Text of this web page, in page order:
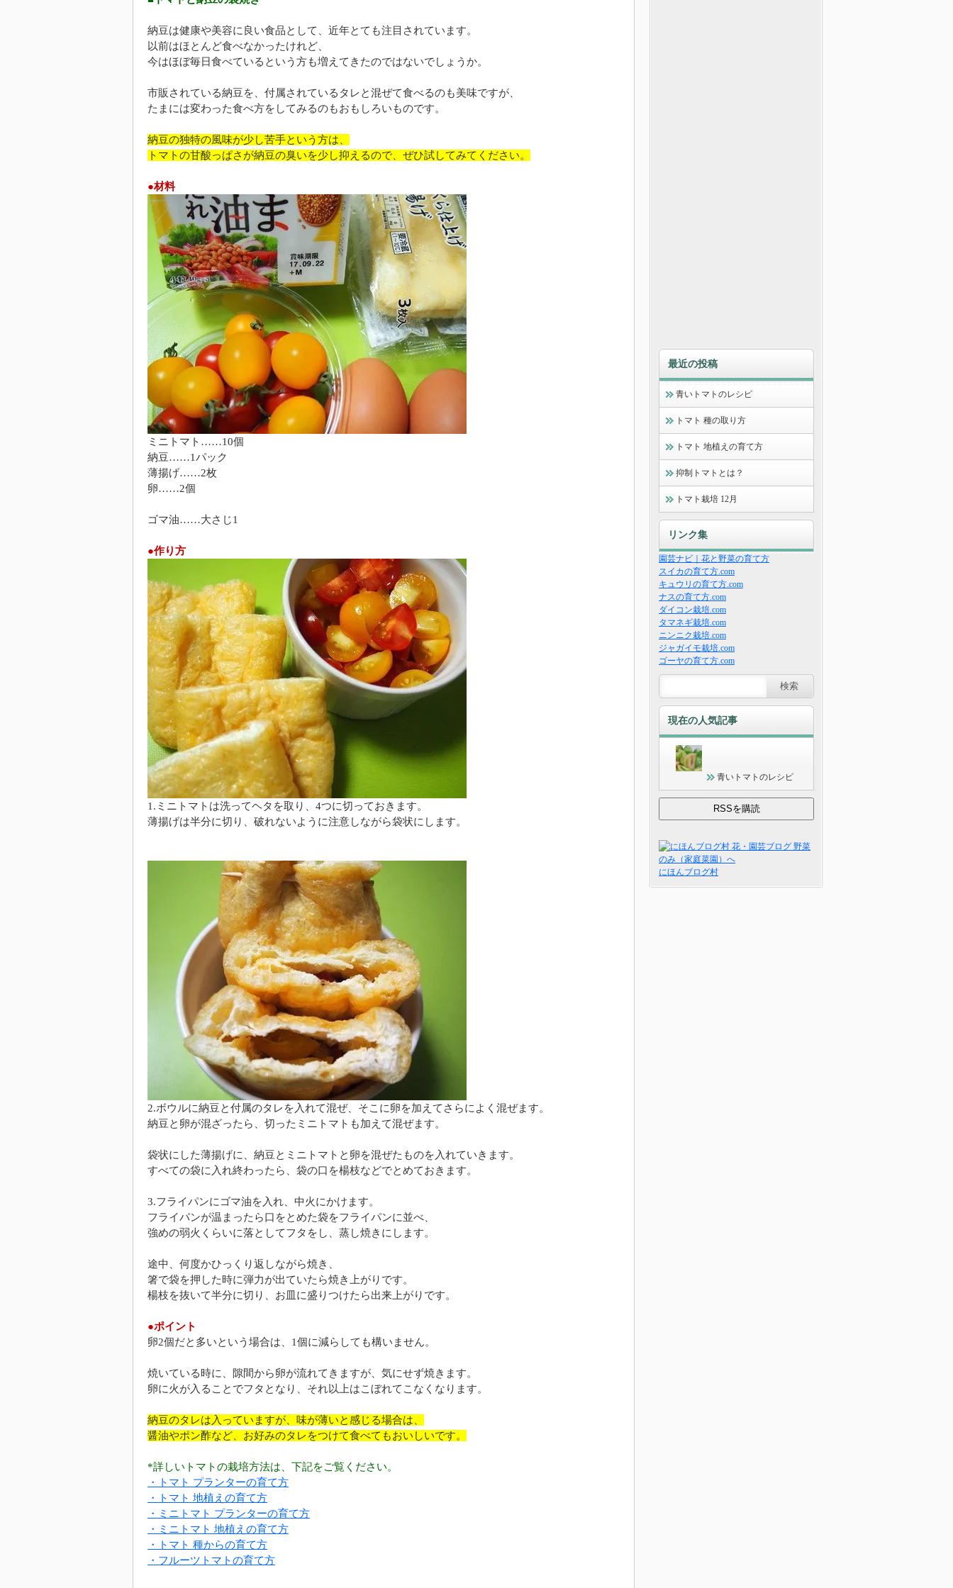
納豆は健康や美容に良い食品として、近年とても注目されています。
以前はほとんど食べなかったけれど、
今はほぼ毎日食べているという方も増えてきたのではないでしょうか。
市販されている納豆を、付属されているタレと混ぜて食べるのも美味ですが、
たまには変わった食べ方をしてみるのもおもしろいものです。
納豆の独特の風味が少し苦手という方は、
トマトの甘酸っぱさが納豆の臭いを少し抑えるので、ぜひ試してみてください。
●材料
ミニトマト……10個
納豆……1パック
薄揚げ……2枚
卵……2個
ゴマ油……大さじ1
●作り方
1.ミニトマトは洗ってヘタを取り、4つに切っておきます。
薄揚げは半分に切り、破れないように注意しながら袋状にします。
2.ボウルに納豆と付属のタレを入れて混ぜ、そこに卵を加えてさらによく混ぜます。
納豆と卵が混ざったら、切ったミニトマトも加えて混ぜます。
袋状にした薄揚げに、納豆とミニトマトと卵を混ぜたものを入れていきます。
すべての袋に入れ終わったら、袋の口を楊枝などでとめておきます。
3.フライパンにゴマ油を入れ、中火にかけます。
フライパンが温まったら口をとめた袋をフライパンに並べ、
強めの弱火くらいに落としてフタをし、蒸し焼きにします。
途中、何度かひっくり返しながら焼き、
箸で袋を押した時に弾力が出ていたら焼き上がりです。
楊枝を抜いて半分に切り、お皿に盛りつけたら出来上がりです。
●ポイント
卵2個だと多いという場合は、1個に減らしても構いません。
焼いている時に、隙間から卵が流れてきますが、気にせず焼きます。
卵に火が入ることでフタとなり、それ以上はこぼれてこなくなります。
納豆のタレは入っていますが、味が薄いと感じる場合は、
醤油やポン酢など、お好みのタレをつけて食べてもおいしいです。
*詳しいトマトの栽培方法は、下記をご覧ください。
・トマト プランターの育て方
・トマト 地植えの育て方
・ミニトマト プランターの育て方
・ミニトマト 地植えの育て方
・トマト 種からの育て方
・フルーツトマトの育て方
最近の投稿
青いトマトのレシピ
トマト 種の取り方
トマト 地植えの育て方
抑制トマトとは？
トマト栽培 12月
リンク集
園芸ナビ｜花と野菜の育て方
スイカの育て方.com
キュウリの育て方.com
ナスの育て方.com
ダイコン栽培.com
タマネギ栽培.com
ニンニク栽培.com
ジャガイモ栽培.com
ゴーヤの育て方.com
現在の人気記事
青いトマトのレシピ
にほんブログ村